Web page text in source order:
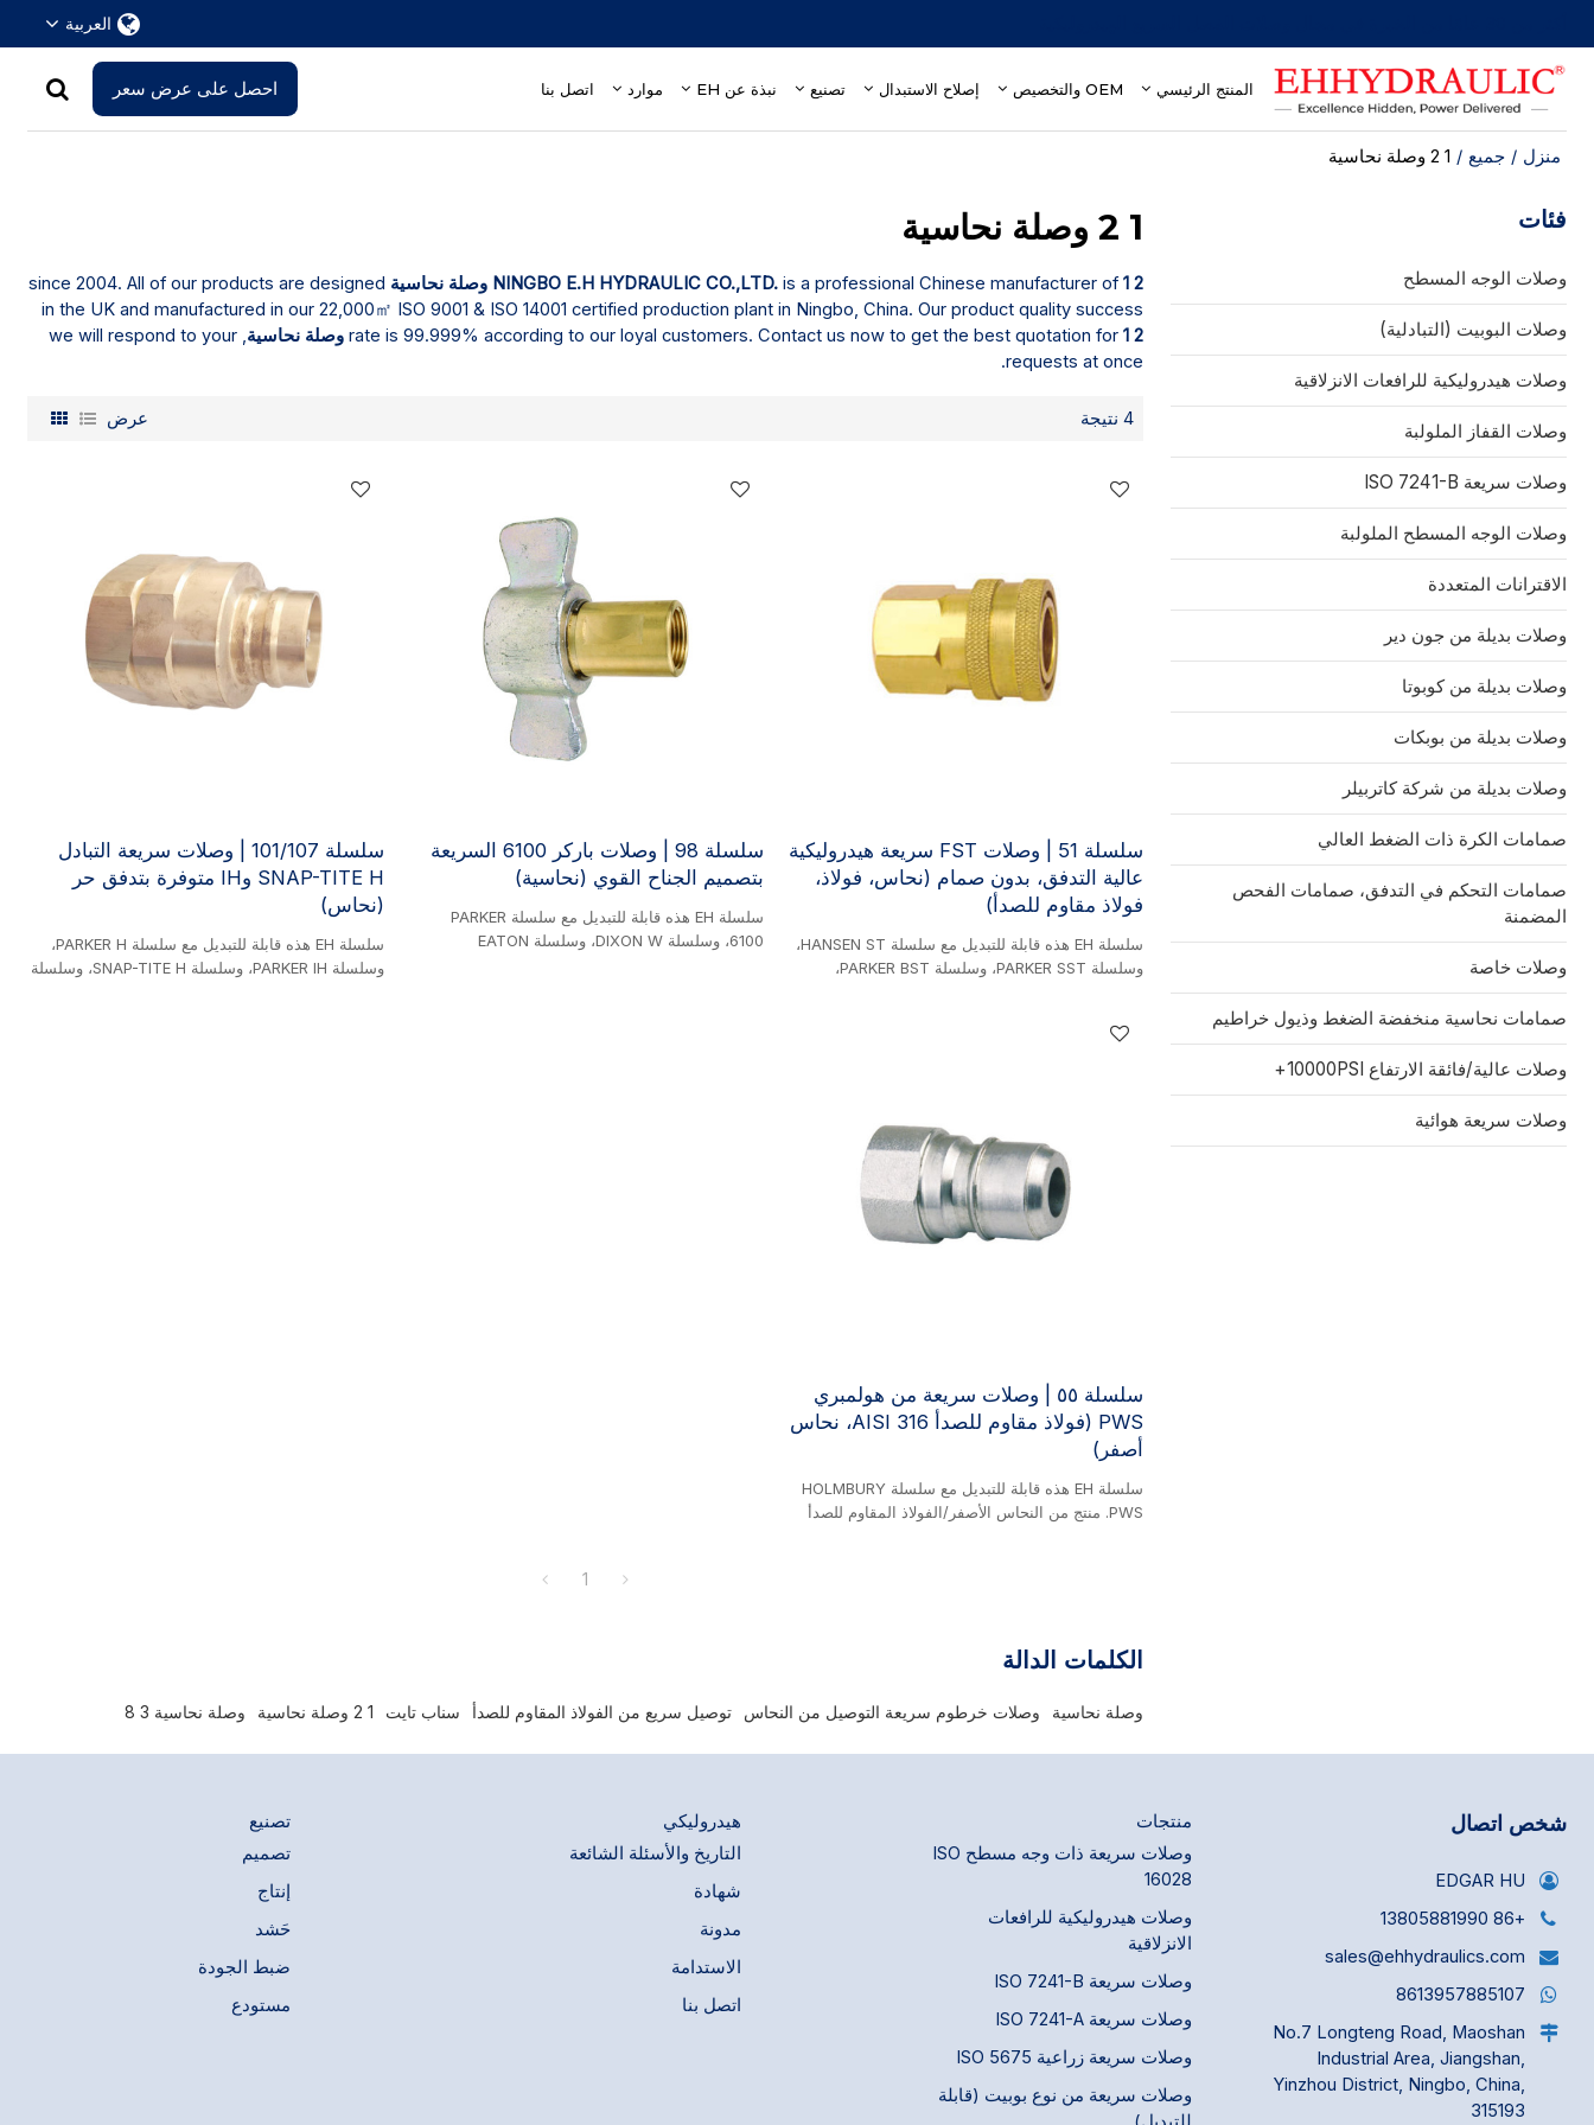
العربية
المنتج الرئيسي OEM والتخصيص إصلاح الاستبدال تصنيع نبذة عن EH موارد اتصل بنا احصل على عرض سعر
منزل / جميع / 1 2 وصلة نحاسية
1 2 وصلة نحاسية
NINGBO E.H HYDRAULIC CO.,LTD.is a professional Chinese manufacturer of1 2 وصلة نحاسية
since 2004. All of our products are designed
in the UK and manufactured in our 22,000㎡ ISO 9001 & ISO 14001 certified production plant in Ningbo, China. Our product quality success
rate is 99.999% according to our loyal customers. Contact us now to get the best quotation for 1 2 وصلة نحاسية
, we will respond to your
requests at once.
4 نتيجة عرض
سلسلة 51 | وصلات FST سريعة هيدروليكية
عالية التدفق، بدون صمام (نحاس، فولاذ،
فولاذ مقاوم للصدأ)
سلسلة EH هذه قابلة للتبديل مع سلسلة HANSEN ST،
وسلسلة PARKER SST، وسلسلة PARKER BST،
منتجات هذه السلسلة بدون صمامات (بدون صمام
سلسلة 98 | وصلات باركر 6100 السريعة
بتصميم الجناح القوي (نحاسية)
سلسلة EH هذه قابلة للتبديل مع سلسلة PARKER
6100، وسلسلة DIXON W، وسلسلة EATON
سلسلة 101/107 | وصلات سريعة التبادل
SNAP-TITE H وIH متوفرة بتدفق حر
(نحاس)
سلسلة EH هذه قابلة للتبديل مع سلسلة PARKER H،
وسلسلة PARKER IH، وسلسلة SNAP-TITE H، وسلسلة
سلسلة ٥٥ | وصلات سريعة من هولمبري
PWS (فولاذ مقاوم للصدأ AISI 316، نحاس
أصفر)
سلسلة EH هذه قابلة للتبديل مع سلسلة HOLMBURY
PWS. منتج من النحاس الأصفر/الفولاذ المقاوم للصدأ
السجاد، وخطوط تبريد القوالب، ونقل السوائل غير
1
الكلمات الدالة
وصلة نحاسية وصلات خرطوم سريعة التوصيل من النحاس توصيل سريع من الفولاذ المقاوم للصدأ سناب تايت 1 2 وصلة نحاسية وصلة نحاسية 3 8
فئات
وصلات الوجه المسطح
وصلات البوبيت (التبادلية)
وصلات هيدروليكية للرافعات الانزلاقية
وصلات القفاز الملولبة
وصلات سريعة ISO 7241-B
وصلات الوجه المسطح الملولبة
الاقترانات المتعددة
وصلات بديلة من جون دير
وصلات بديلة من كوبوتا
وصلات بديلة من بوبكات
وصلات بديلة من شركة كاتربيلر
صمامات الكرة ذات الضغط العالي
صمامات التحكم في التدفق، صمامات الفحص
المضمنة
وصلات خاصة
صمامات نحاسية منخفضة الضغط وذيول خراطيم
وصلات عالية/فائقة الارتفاع 10000PSI+
وصلات سريعة هوائية
شخص اتصال
EDGAR HU
+86 13805881990
sales@ehhydraulics.com
8613957885107
No.7 Longteng Road, Maoshan
Industrial Area, Jiangshan,
Yinzhou District, Ningbo, China,
315193
منتجات
وصلات سريعة ذات وجه مسطح ISO
16028
وصلات هيدروليكية للرافعات
الانزلاقية
وصلات سريعة ISO 7241-B
وصلات سريعة ISO 7241-A
وصلات سريعة زراعية ISO 5675
وصلات سريعة من نوع بوبيت (قابلة
هيدروليكي
التاريخ والأسئلة الشائعة
شهادة
مدونة
الاستدامة
اتصل بنا
تصنيع
تصميم
إنتاج
حَشد
ضبط الجودة
مستودع